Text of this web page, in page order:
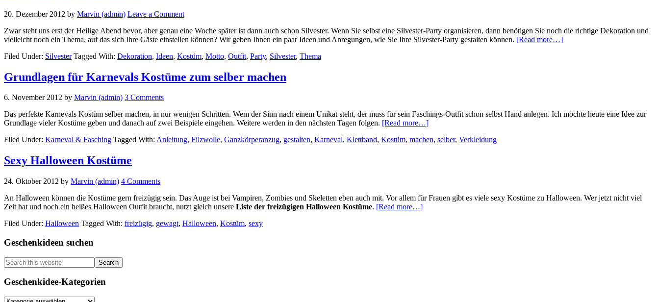
20. Dezember 2012 by Marvin (admin) Leave a Comment
Zwar steht uns erst der Heilige Abend bevor, aber genau eine Woche später ist dann auch schon Silvester. Wenn Sie selbst eine Silvester-Party organisieren, dann benötigen Sie noch die richtige Dekoration und
vielleicht noch ein Thema, auf das sich Ihre Gäste einstellen können? Wir geben Ihnen ein paar Ideen und Anregungen, wie Sie Ihre Silvester-Party gestalten können. [Read more…]about
Filed Under: Silvester Tagged With: Dekoration, Ideen, Kostüm, Motto, Outfit, Party, Silvester, Thema
Grundlagen für Karnevals Kostüme zum selber machen
6. November 2012 by Marvin (admin) 3 Comments
Das perfekte Karnevals Kostüm selber machen, in nur wenigen Schritten. Wem der Sinn nach einem Unikat steht, der muss für sein Faschings-Outfit schon selbst Hand anlegen. Ich möchte heute eine Idee zur
Grundlage vieler Kostüme geben und danach auf zwei Beispiele eingehen. Weitere werden in den nächsten Tagen folgen. [Read more…]about
für
Filed Under: Karneval & Fasching Tagged With: Anleitung, Filzwolle, Ganzkörperanzug, gestalten, Karneval, Klettband, Kostüm, machen, selber, Verkleidung
Sexy Halloween Kostüme
24. Oktober 2012 by Marvin (admin) 4 Comments
An Halloween können die Kostüme gern freizügig sein. Das Auge ist bei Vampiren, Zombies und Skeletten eben auch mit. Vor allem für Frauen gibt es viele sexy Kostüme zu Halloween. Wer jetzt nicht viel
Zeit hat und noch ein heißes Halloween Outfit braucht, nutzt gleich unsere Liste der freizügigen Halloween Kostüme. [Read more…]about
Filed Under: Halloween Tagged With: freizügig, gewagt, Halloween, Kostüm, sexy
Primary
Sidebar
Geschenkideen suchen
Search
this
website
Geschenkidee-Kategorien
Geschenkidee-